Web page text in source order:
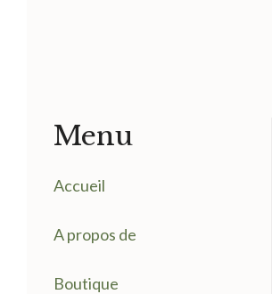
Menu
Accueil
A propos de
Boutique